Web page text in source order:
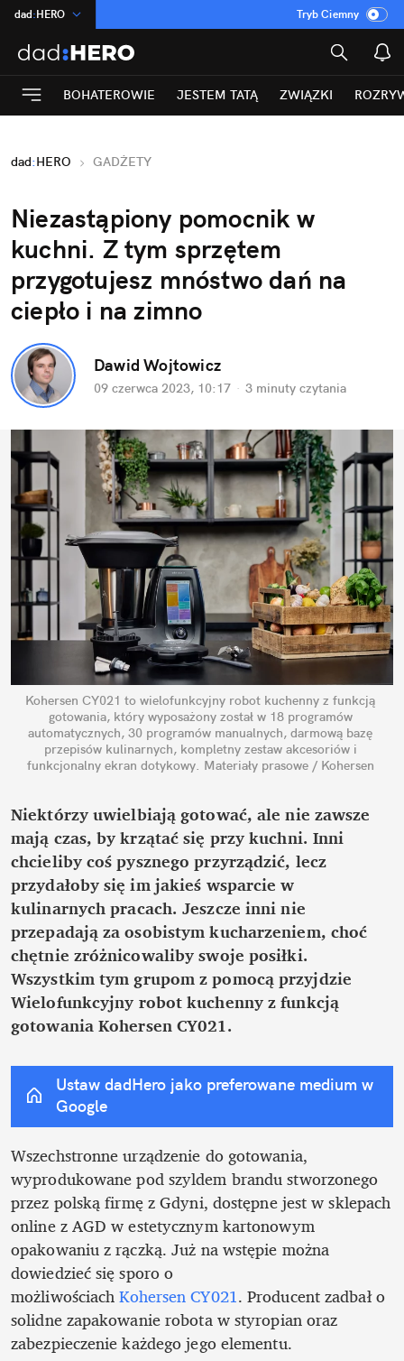
dad:HERO
:Temat
INN:Poland
ASZ:dziennik
Rozrywka
Tryb Ciemny
BOHATEROWIE JESTEM TATĄ ZWIĄZKI
dad:HERO GADŻETY
Niezastąpiony pomocnik w
kuchni. Z tym sprzętem
przygotujesz mnóstwo dań na
ciepło i na zimno
Dawid Wojtowicz
09 czerwca 2023, 10:17 · 3 minuty czytania
Kohersen CY021 to wielofunkcyjny robot kuchenny z funkcją
gotowania, który wyposażony został w 18 programów
automatycznych, 30 programów manualnych, darmową bazę
przepisów kulinarnych, kompletny zestaw akcesoriów i
funkcjonalny ekran dotykowy. Materiały prasowe / Kohersen
Niektórzy uwielbiają gotować, ale nie zawsze
mają czas, by krzątać się przy kuchni. Inni
chcieliby coś pysznego przyrządzić, lecz
przydałoby się im jakieś wsparcie w
kulinarnych pracach. Jeszcze inni nie
przepadają za osobistym kucharzeniem, choć
chętnie zróżnicowaliby swoje posiłki.
Wszystkim tym grupom z pomocą przyjdzie
Wielofunkcyjny robot kuchenny z funkcją
gotowania Kohersen CY021.
Ustaw dadHero jako preferowane medium w
Google
Wszechstronne urządzenie do gotowania,
wyprodukowane pod szyldem brandu stworzonego
przez polską firmę z Gdyni, dostępne jest w sklepach
online z AGD w estetycznym kartonowym
opakowaniu z rączką. Już na wstępie można
dowiedzieć się sporo o
możliwościach Kohersen CY021. Producent zadbał o
solidne zapakowanie robota w styropian oraz
zabezpieczenie każdego jego elementu.